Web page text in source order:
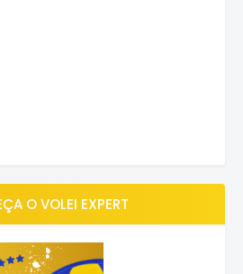
O VOLEI EXPERT